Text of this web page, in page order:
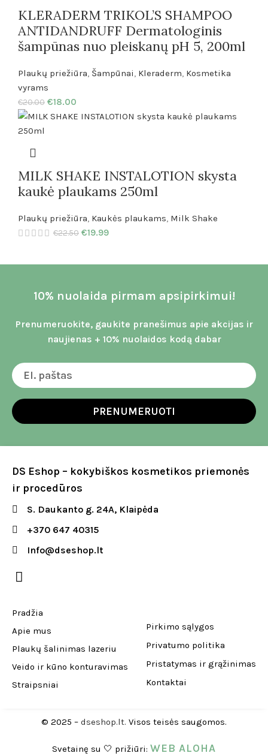
KLERADERM TRIKOL’S SHAMPOO
ANTIDANDRUFF Dermatologinis
šampūnas nuo pleiskanų pH 5, 200ml
Plaukų priežiūra, Šampūnai, Kleraderm, Kosmetika
vyrams
€20.00 €18.00
MILK SHAKE INSTALOTION skysta
kaukė plaukams 250ml
Plaukų priežiūra, Kaukės plaukams, Milk Shake
€22.50 €19.99
10% nuolaida pirmam apsipirkimui!
Prenumeruokite, gaukite pranešimus apie akcijas ir
naujienas + 10% nuolaidos kodą dabar
PRENUMERUOTI
DS Eshop – kokybiškos kosmetikos priemonės
ir procedūros
S. Daukanto g. 24A, Klaipėda
+370 647 40315
Info@dseshop.lt
Pradžia
Apie mus
Plaukų šalinimas lazeriu
Veido ir kūno konturavimas
Straipsniai
Pirkimo sąlygos
Privatumo politika
Pristatymas ir grąžinimas
Kontaktai
© 2025 – dseshop.lt. Visos teisės saugomos.
Svetainę su 🤍 prižiūri:WEB ALOHA